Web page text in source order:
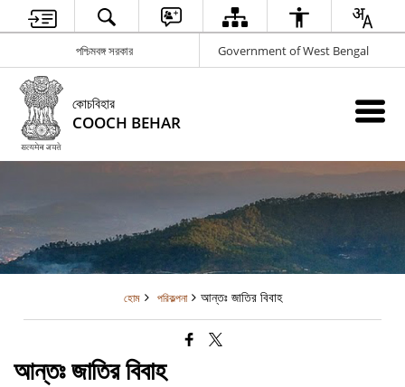
পশ্চিমবঙ্গ সরকার Government of West Bengal
কোচবিহার
COOCH BEHAR
হোম পরিকল্পনা আন্তঃ জাতির বিবাহ
আন্তঃ জাতির বিবাহ